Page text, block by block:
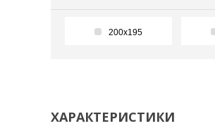
200х195
ХАРАКТЕРИСТИКИ